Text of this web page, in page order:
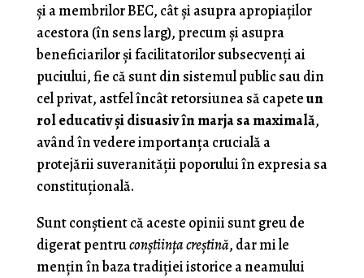
şi a membrilor BEC, cât şi asupra apropiaţilor
acestora (în sens larg), precum şi asupra
beneficiarilor şi facilitatorilor subsecvenţi ai
puciului, fie că sunt din sistemul public sau din
cel privat, astfel încât retorsiunea să capeteun
rol educativ şi disuasiv în marja sa maximală,
având în vedere importanţa crucială a
protejării suveranităţii poporului în expresia sa
constituţională.
Sunt conştient că aceste opinii sunt greu de
digerat pentruconştiinţa creştină, dar mi le
menţin în baza tradiţiei istorice a neamului